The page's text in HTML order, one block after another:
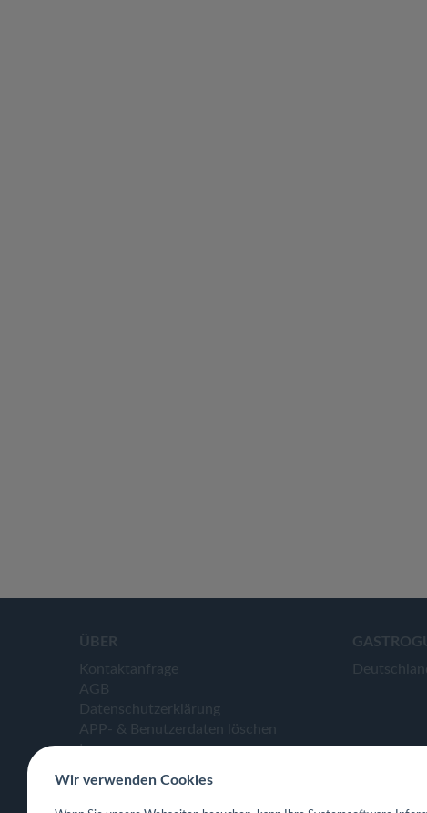
ÜBER
Kontaktanfrage
AGB
Datenschutzerklärung
APP- & Benutzerdaten löschen
Impressum
Deutschland
Wir verwenden Cookies